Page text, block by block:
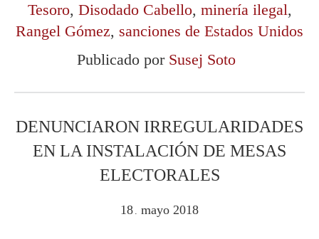
Tesoro, Disodado Cabello, minería ilegal,
Rangel Gómez, sanciones de Estados Unidos
Publicado por Susej Soto
DENUNCIARON IRREGULARIDADES
EN LA INSTALACIÓN DE MESAS
ELECTORALES
18 . mayo 2018